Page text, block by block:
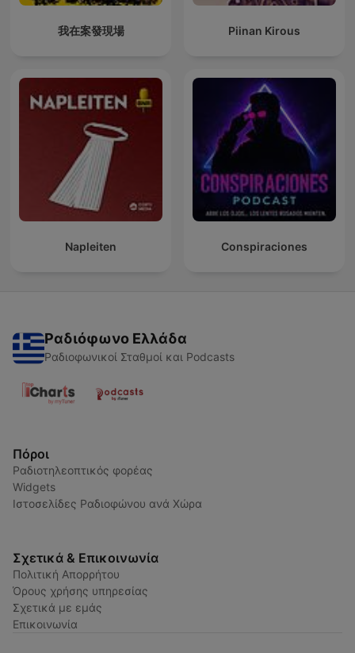
我在案發現場 Piinan Kirous
Napleiten Conspiraciones
Ραδιόφωνο Ελλάδα
Ραδιοφωνικοί Σταθμοί και Podcasts
Πόροι
Ραδιοτηλεοπτικός φορέας
Widgets
Ιστοσελίδες Ραδιοφώνου ανά Χώρα
Σχετικά & Επικοινωνία
Πολιτική Απορρήτου
Όρους χρήσης υπηρεσίας
Σχετικά με εμάς
Επικοινωνία